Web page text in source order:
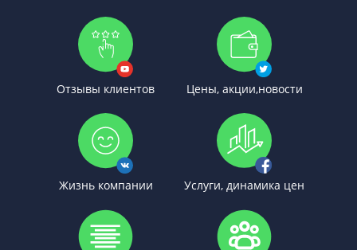
Отзывы клиентов Цены, акции,новости
Жизнь компании Услуги, динамика цен